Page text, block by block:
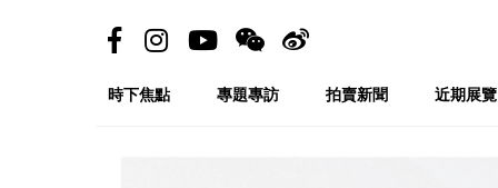
時下焦點 專題專訪 拍賣新聞 近期展覽